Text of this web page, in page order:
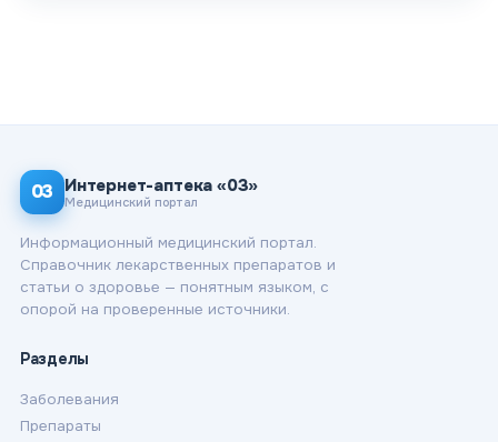
03 Интернет-аптека «03»
Медицинский портал
Информационный медицинский портал.
Справочник лекарственных препаратов и
статьи о здоровье — понятным языком, с
опорой на проверенные источники.
Разделы
Заболевания
Препараты